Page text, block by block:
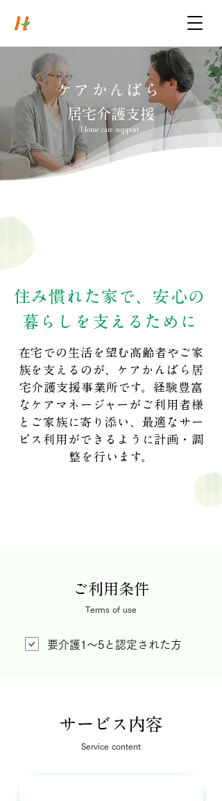
ケアかんばら
居宅介護支援
Home care support
住み慣れた家で、安心の
暮らしを支えるために
在宅での生活を望む高齢者やご家
族を支えるのが、ケアかんばら居
宅介護支援事業所です。経験豊富
なケアマネージャーがご利用者様
とご家族に寄り添い、最適なサー
ビス利用ができるように計画・調
整を行います。
ご利用条件
Terms of use
要介護1～5と認定された方
​サービス内容
Service content